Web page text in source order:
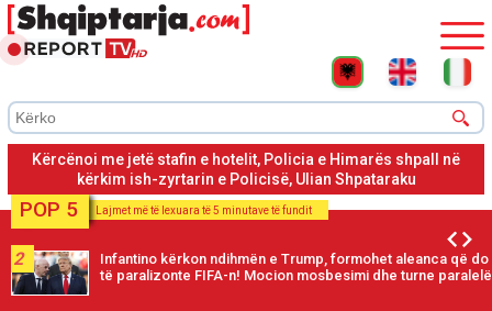
Shpataraku ishte në Dhërmi ku është konfliktuar me kamerierin
dhe administratorin pasi nuk i pëlqeu shërbimi
POP 5 Lajmet më të lexuara të 5 minutave të fundit
2
Infantino kërkon ndihmën e Trump, formohet aleanca që do
të paralizonte FIFA-n! Mocion mosbesimi dhe turne paralelë